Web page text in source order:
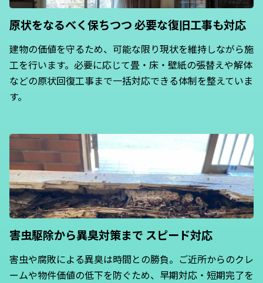
原状をなるべく保ちつつ必要な復旧工事も対応
建物の価値を守るため、可能な限り現状を維持しながら施
工を行います。必要に応じて畳・床・壁紙の張替えや解体
などの原状回復工事まで一括対応できる体制を整えていま
す。
害虫駆除から異臭対策まで スピード対応
害虫や腐敗による異臭は時間との勝負。ご近所からのクレ
ームや物件価値の低下を防ぐため、早期対応・短期完了を